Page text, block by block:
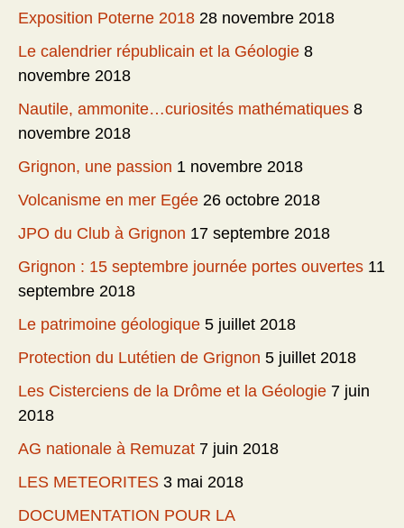
Exposition Poterne 2018 28 novembre 2018
Le calendrier républicain et la Géologie 8
novembre 2018
Nautile, ammonite…curiosités mathématiques 8
novembre 2018
Grignon, une passion 1 novembre 2018
Volcanisme en mer Egée 26 octobre 2018
JPO du Club à Grignon 17 septembre 2018
Grignon : 15 septembre journée portes ouvertes 11
septembre 2018
Le patrimoine géologique 5 juillet 2018
Protection du Lutétien de Grignon 5 juillet 2018
Les Cisterciens de la Drôme et la Géologie 7 juin
2018
AG nationale à Remuzat 7 juin 2018
LES METEORITES 3 mai 2018
DOCUMENTATION POUR LA